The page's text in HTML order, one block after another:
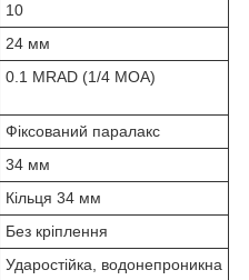
10
24 мм
0.1 MRAD (1/4 MOA)
Фіксований паралакс
34 мм
Кільця 34 мм
Без кріплення
Ударостійка, водонепроникна